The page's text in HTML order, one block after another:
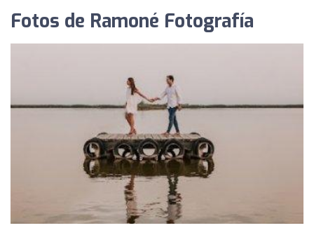
Fotos de Ramoné Fotografía